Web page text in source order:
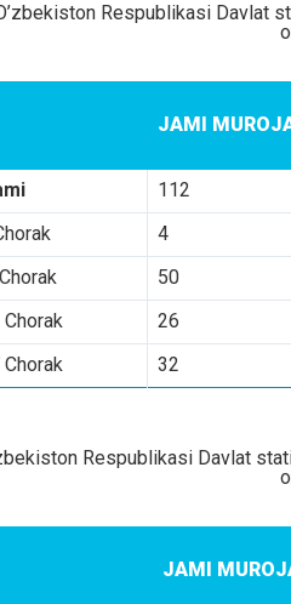
Respublikasi Davlat
JAMI
112
4
50
26
Chorak
32
Respublikasi Davlat
JAMI